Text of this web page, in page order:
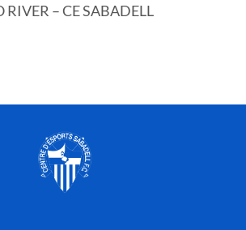
RIVER – CE SABADELL